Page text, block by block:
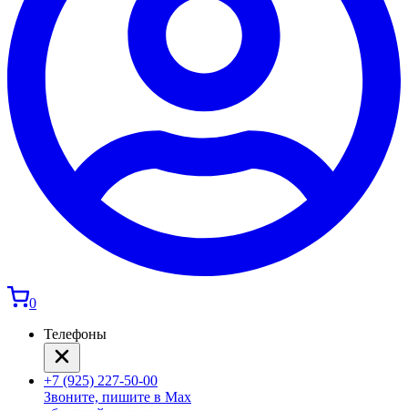
0
Телефоны
+7 (925) 227-50-00
Звоните, пишите в Max